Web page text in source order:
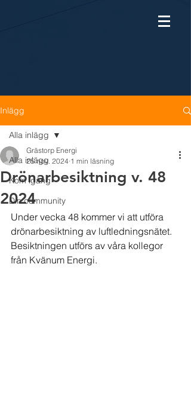
Inlägg
Alla inlägg
Kom igång
Din community
Alla inlägg
Drönarbesiktning v. 48
2024
Grästorp Energi
25 nov. 2024 1 min läsning
Under vecka 48 kommer vi att utföra
drönarbesiktning av luftledningsnätet.
Besiktningen utförs av våra kollegor
från Kvänum Energi.